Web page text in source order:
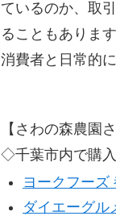
ているのか、取
ることもありま
消費者と日常的
【さわの森農園
◇千葉市内で購
ヨークフーズ
ダイエーグル